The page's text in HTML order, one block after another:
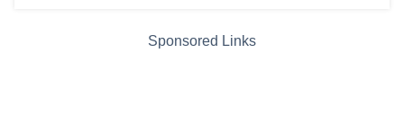
Sponsored Links